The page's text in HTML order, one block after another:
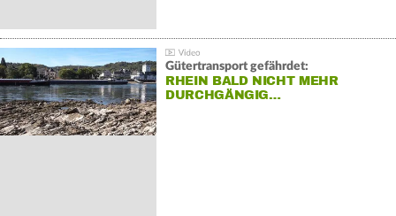
Gütertransport gefährdet:
RHEIN BALD NICHT MEHR
DURCHGÄNGIG…